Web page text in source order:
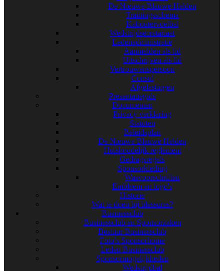
De Nieuwe Blauwe Helden
Trainingsschema
Kaboutervoetbal
Wedstrijdsecretariaat
Ledenadministratie
Aanmelden als lid
Uitschrijven als lid
Vertrouwenspersoon
Consul
Afgelastingen
Presentatiegids
Documenten
Privacy verklaring
Statuten
Beleidsplan
De Nieuwe Blauwe Helden
Huishoudelijk reglement
Gedragsregels
Sponsorkleding
Wasvoorschriften
Embleem en logo's
Historie
Wat te doen bij blessures?
Businessclub
Businessclub en Sponsorzaken
Bestuur Businessclub
Foto’s Sponsorhome
Leden Businessclub
Sponsormogelijkheden
Wedstrijdbal